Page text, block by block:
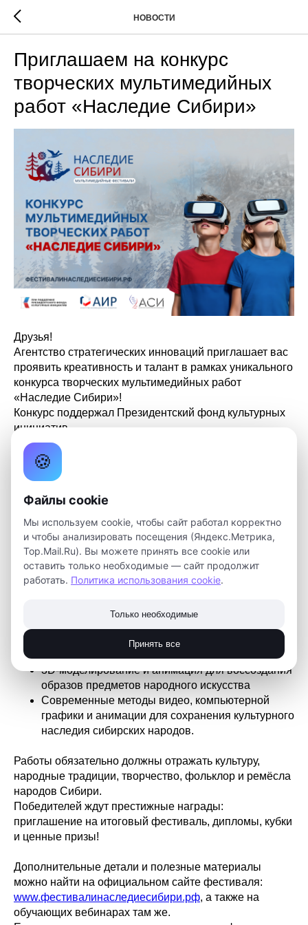
НОВОСТИ
Приглашаем на конкурс
творческих мультимедийных
работ «Наследие Сибири»
Друзья!
Агентство стратегических инноваций приглашает вас
проявить креативность и талант в рамках уникального
конкурса творческих мультимедийных работ
«Наследие Сибири»!
Конкурс поддержал Президентский фонд культурных
инициатив.
Цель мероприятия – привлечь внимание к богатству
традиционных народных промыслов Сибири
технологий, развить интерес молодых талантов к
нашей культуре.
Важная информация о конкурсе: заявки принимаются
с 16 февраля по 5 апреля. Участником можно стать в
возрастном диапазоне от 7 до 35 лет включительно.
Номинации конкурса:
ремесленных традиций и создании уникальных
3D-моделирование и анимация для воссоздания
образов предметов народного искусства
Современные методы видео, компьютерной
графики и анимации для сохранения культурного
наследия сибирских народов.
Работы обязательно должны отражать культуру,
народные традиции, творчество, фольклор и ремёсла
народов Сибири.
Победителей ждут престижные награды:
приглашение на итоговый фестиваль, дипломы, кубки
и ценные призы!
Дополнительные детали и полезные материалы
можно найти на официальном сайте фестиваля:
www.фестивалинаследиесибири.рф, а также на
обучающих вебинарах там же.
🍪
Файлы cookie
Мы используем cookie, чтобы сайт работал корректно
и чтобы анализировать посещения (Яндекс.Метрика,
Top.Mail.Ru). Вы можете принять все cookie или
оставить только необходимые — сайт продолжит
работать. Политика использования cookie.
Только необходимые
Принять все